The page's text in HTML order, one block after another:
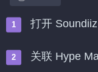
打开
关联 Hype